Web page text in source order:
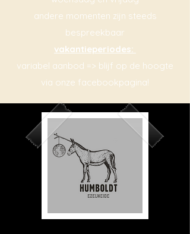
andere momenten zijn steeds
bespreekbaar
vakantieperiodes:
variabel aanbod => blijf op de hoogte
via onze facebookpagina!